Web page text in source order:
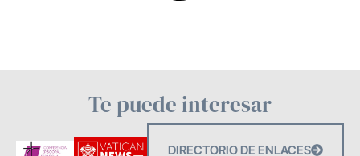
Te puede interesar
DIRECTORIO DE ENLACES